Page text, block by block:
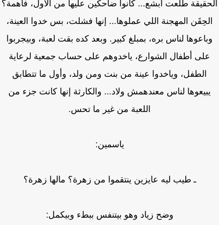
طلعت أبشع... كانوا ضاحكين عليها من الأول، فاهمة؟
المهجنة اللي عملوها... إنها فشلت، بس خدوا العينة،
لناس بره، بمبلغ كبير. وبعد كده بقت لعبة، وبيجربوا
على أطفال الشوارع، ياخدوهم على حساب جمعية لرعاية
الطفل، وياخدوا عينة من بنت ومن ولد، وأول ما تتطابق
يبيعوها لناس معندهمش ولاد... والكارثة إنها كانت جزء من
اللعبة من غير ما تحس.
ياسمين:
ـ طيب ليه عايزين ينتقموا من زهرة؟ مالها زهرة؟
وضح زياد وهو بيتنفس ببطء وبيكمل: